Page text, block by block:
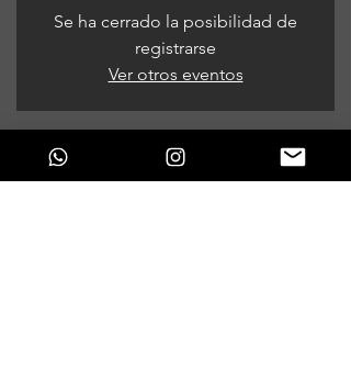
Se ha cerrado la posibilidad de
registrarse
Ver otros eventos
Horario y ubicación